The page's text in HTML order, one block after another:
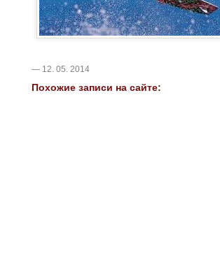
— 12. 05. 2014
Похожие записи на сайте: